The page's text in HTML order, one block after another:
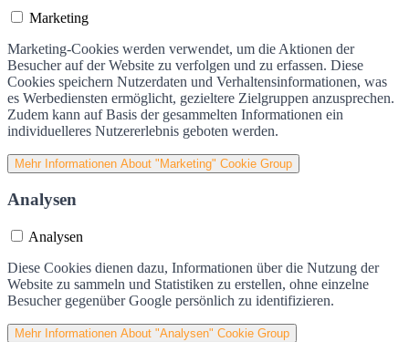
Marketing
Marketing-Cookies werden verwendet, um die Aktionen der
Besucher auf der Website zu verfolgen und zu erfassen. Diese
Cookies speichern Nutzerdaten und Verhaltensinformationen, was
es Werbediensten ermöglicht, gezieltere Zielgruppen anzusprechen.
Zudem kann auf Basis der gesammelten Informationen ein
individuelleres Nutzererlebnis geboten werden.
Mehr Informationen About "Marketing" Cookie Group
Analysen
Analysen
Diese Cookies dienen dazu, Informationen über die Nutzung der
Website zu sammeln und Statistiken zu erstellen, ohne einzelne
Besucher gegenüber Google persönlich zu identifizieren.
Mehr Informationen About "Analysen" Cookie Group